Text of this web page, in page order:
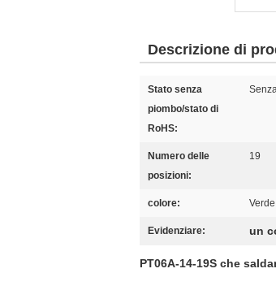
Descrizione di
Stato senza
piombo/stato di
RoHS:
Numero delle
posizioni:
19
colore:
Evidenziare: un
PT06A-14-19S che